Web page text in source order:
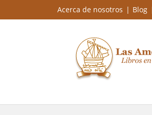
Acerca de nosotros Blog